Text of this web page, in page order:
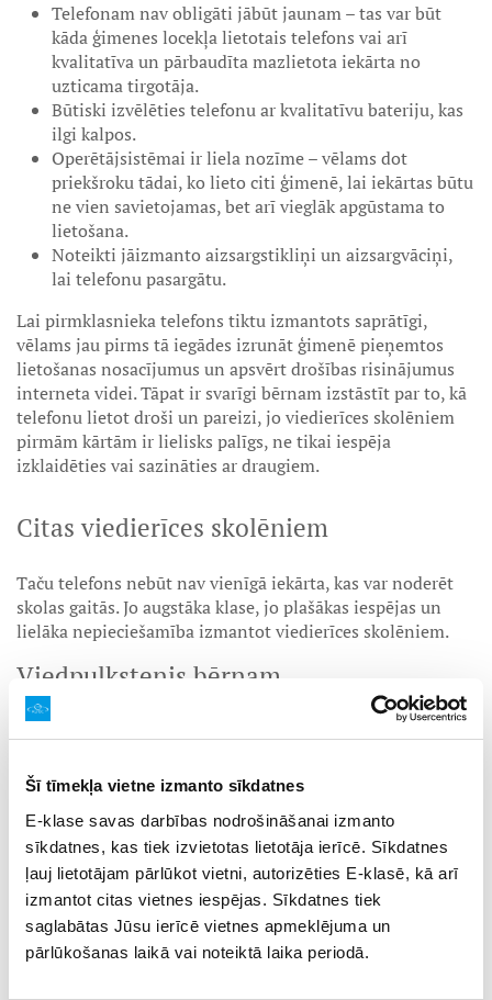
Šī tīmekļa vietne izmanto sīkdatnes
E-klase savas darbības nodrošināšanai izmanto
sīkdatnes, kas tiek izvietotas lietotāja ierīcē. Sīkdatnes
ļauj lietotājam pārlūkot vietni, autorizēties E-klasē, kā arī
izmantot citas vietnes iespējas. Sīkdatnes tiek
saglabātas Jūsu ierīcē vietnes apmeklējuma un
pārlūkošanas laikā vai noteiktā laika periodā.
Telefonam nav obligāti jābūt jaunam – tas var būt
kāda ģimenes locekļa lietotais telefons vai arī
kvalitatīva un pārbaudīta mazlietota iekārta no
uzticama tirgotāja.
Būtiski izvēlēties telefonu ar kvalitatīvu bateriju, kas
ilgi kalpos.
Operētājsistēmai ir liela nozīme – vēlams dot
priekšroku tādai, ko lieto citi ģimenē, lai iekārtas būtu
ne vien savietojamas, bet arī vieglāk apgūstama to
lietošana.
Noteikti jāizmanto aizsargstikliņi un aizsargvāciņi,
lai telefonu pasargātu.
Lai pirmklasnieka telefons tiktu izmantots saprātīgi,
vēlams jau pirms tā iegādes izrunāt ģimenē pieņemtos
lietošanas nosacījumus un apsvērt drošības risinājumus
interneta videi. Tāpat ir svarīgi bērnam izstāstīt par to, kā
telefonu lietot droši un pareizi, jo viedierīces skolēniem
pirmām kārtām ir lielisks palīgs, ne tikai iespēja
izklaidēties vai sazināties ar draugiem.
Citas viedierīces skolēniem
Taču telefons nebūt nav vienīgā iekārta, kas var noderēt
skolas gaitās. Jo augstāka klase, jo plašākas iespējas un
lielāka nepieciešamība izmantot viedierīces skolēniem.
Viedpulkstenis bērnam
kas mēdz būt mugursomas kabatā vai aizmirsts uz galda,
tas vienmēr būs uz rokas – tātad bērns būs sazvanāms
tieši tad, kad tas nepieciešams.
Kompaktais izmērs un zemākā cena ir būtiska
priekšrocība, ko sniedz bērnu viedpulksteņi. Turklāt bērnu
drošības pulkstenis ļauj izmantot arī tādu noderīgu
funkciju kā bērna atrašanās vietas noteikšana. Vairojiet
drošības sajūtu sev un mazajam pirmklasniekam!